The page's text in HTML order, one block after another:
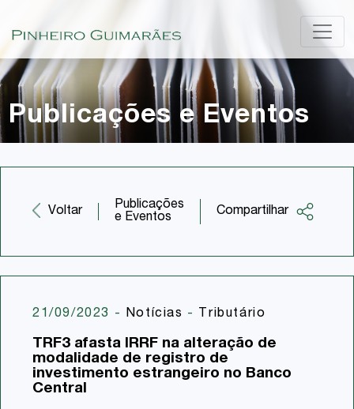
Publicações e Eventos
Voltar
Publicações
e Eventos
Compartilhar
Twitter
21/09/2023 - Notícias - Tributário
TRF3 afasta IRRF na alteração de
modalidade de registro de
investimento estrangeiro no Banco
Central